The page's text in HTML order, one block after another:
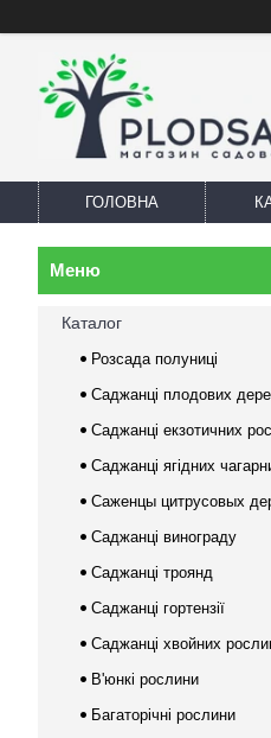
ГОЛОВНА
Каталог
Розсада полуниці
Саджанці плодових
Саджанці екзотичних
Саджанці ягідних
Саженцы цитрусовых
Саджанці винограду
Саджанці троянд
Саджанці гортензії
Саджанці хвойних
В'юнкі рослини
Багаторічні рослини